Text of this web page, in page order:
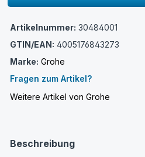
Artikelnummer: 30484001
GTIN/EAN: 4005176843273
Marke: Grohe
Fragen zum Artikel?
Weitere Artikel von Grohe
Beschreibung